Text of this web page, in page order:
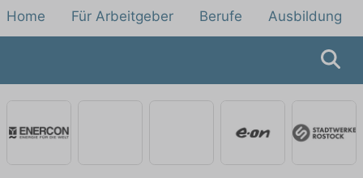
Home Für Arbeitgeber Berufe Ausbildung